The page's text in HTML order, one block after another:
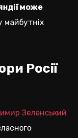
може
майбутніх
Росії
Зеленський